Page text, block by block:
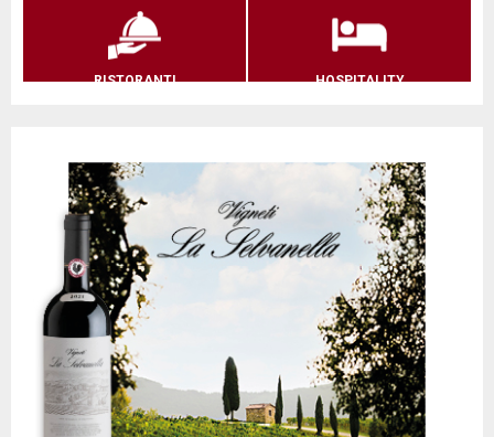
RISTORANTI HOSPITALITY